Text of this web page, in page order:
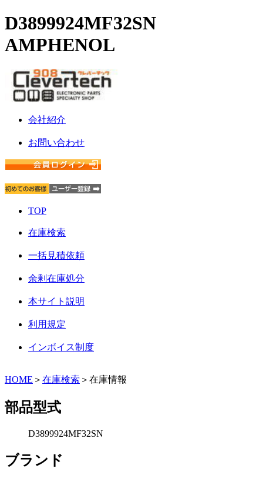
D3899924MF32SN
AMPHENOL
会社紹介
お問い合わせ
TOP
在庫検索
一括見積依頼
余剰在庫処分
本サイト説明
利用規定
インボイス制度
HOME ＞ 在庫検索 ＞在庫情報
部品型式
D3899924MF32SN
ブランド